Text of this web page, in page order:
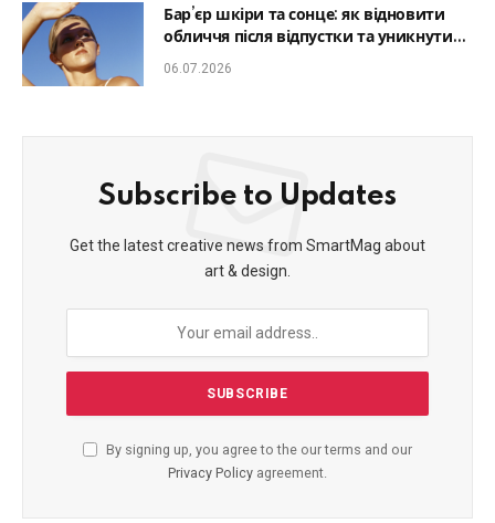
Бар’єр шкіри та сонце: як відновити
обличчя після відпустки та уникнути
фотостаріння
06.07.2026
Subscribe to Updates
Get the latest creative news from SmartMag about
art & design.
By signing up, you agree to the our terms and our
Privacy Policy agreement.